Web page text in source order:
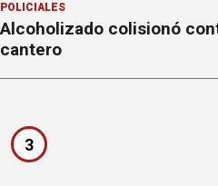
POLICIALES
Alcoholizado colisionó
cantero
3